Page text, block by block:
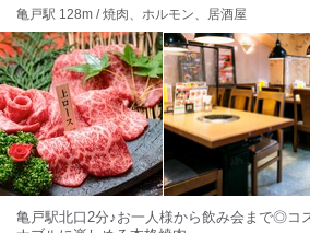
亀戸駅 128m / 焼肉、ホルモン、居酒屋
亀戸駅北口2分♪お一人様から飲み会まで◎コ